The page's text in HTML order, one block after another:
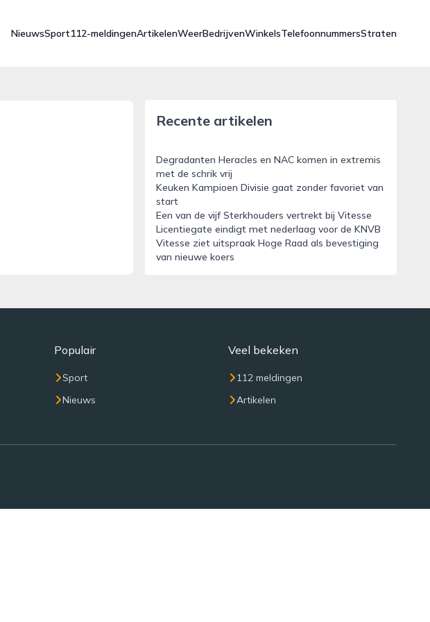
NieuwsSport112-meldingenArtikelenWeerBedrijvenWinkelsTelefoonnummersStraten
Recente artikelen
Degradanten Heracles en NAC komen in extremis
met de schrik vrij
Keuken Kampioen Divisie gaat zonder favoriet van
start
Een van de vijf Sterkhouders vertrekt bij Vitesse
Licentiegate eindigt met nederlaag voor de KNVB
Vitesse ziet uitspraak Hoge Raad als bevestiging
van nieuwe koers
Populair
Sport
Nieuws
Veel bekeken
112 meldingen
Artikelen